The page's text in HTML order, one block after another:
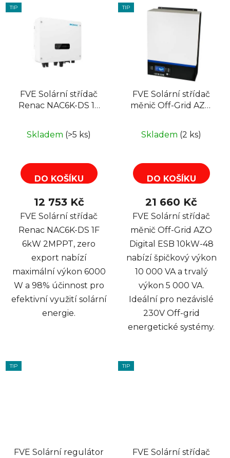
TIP
FVE Solární střídač
Renac NAC6K-DS 1F
Skladem (>5 ks)
DO KOŠÍKU
12 753 Kč
FVE Solární střídač
Renac NAC6K-DS 1F
6kW 2MPPT, zero
export nabízí
maximální výkon 6000
W a 98% účinnost pro
efektivní využití solární
energie.
TIP
FVE Solární střídač
měnič Off-Grid AZO
Skladem (2 ks)
DO KOŠÍKU
21 660 Kč
FVE Solární střídač
měnič Off-Grid AZO
Digital ESB 10kW-48
nabízí špičkový výkon
10 000 VA a trvalý
výkon 5 000 VA.
Ideální pro nezávislé
230V Off-grid
energetické systémy.
TIP
FVE Solární regulátor
TIP
FVE Solární střídač